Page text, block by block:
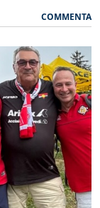
COMMENTA